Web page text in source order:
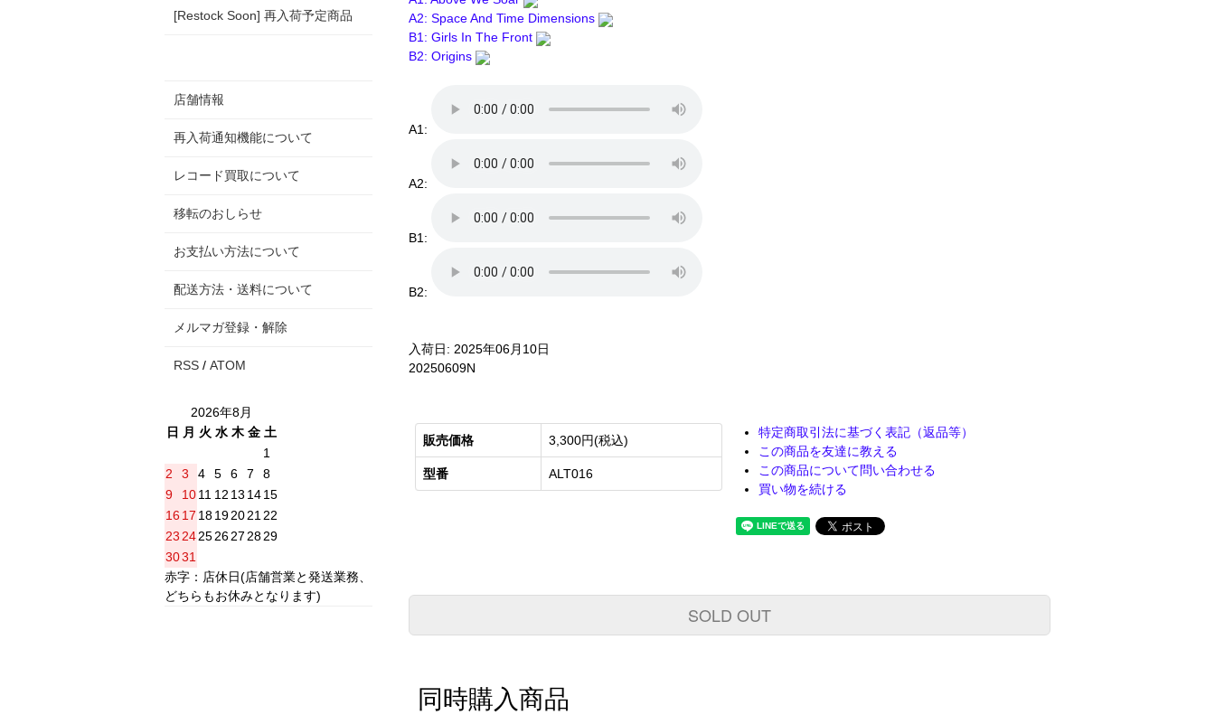
A2: Space And Time Dimensions
B1: Girls In The Front
B2: Origins
A1:
A2:
B1:
B2:
入荷日: 2025年06月10日
20250609N
販売価格 3,300円(税込)
型番 ALT016
特定商取引法に基づく表記（返品等）
この商品を友達に教える
この商品について問い合わせる
買い物を続ける
SOLD OUT
同時購入商品
[Restock Soon] 再入荷予定商品
店舗情報
再入荷通知機能について
レコード買取について
移転のおしらせ
お支払い方法について
配送方法・送料について
メルマガ登録・解除
RSS / ATOM
2026年8月
日
月 火 水 木 金 土
1
2
3 4 5 6 7
8
9
1011 12 13 1415
16 17 18192021 22
23 24252627 2829
3031
赤字：店休日(店舗営業と発送業務、
どちらもお休みとなります)